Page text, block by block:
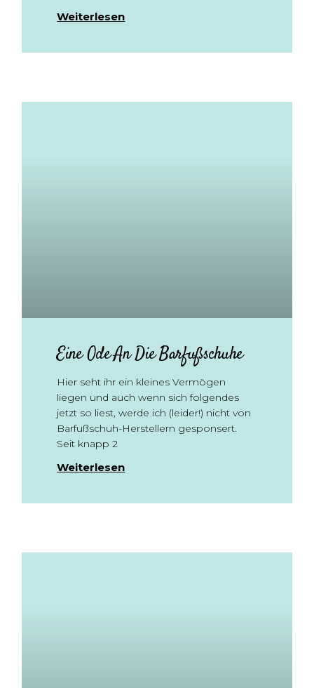
Weiterlesen
Eine Ode An Die Barfußschuhe
Hier seht ihr ein kleines Vermögen
liegen und auch wenn sich folgendes
jetzt so liest, werde ich (leider!) nicht von
Barfußschuh-Herstellern gesponsert.
Seit knapp 2
Weiterlesen